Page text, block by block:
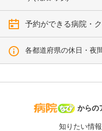
予約ができる病院・
各都道府県の休日・夜
病院な
からの
知りたい情